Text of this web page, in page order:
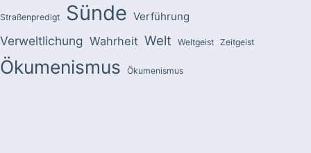
Straßenpredigt Sünde Verführung
Verweltlichung Wahrheit Welt Weltgeist Zeitgeist
Ökumenismus Ökumenismus